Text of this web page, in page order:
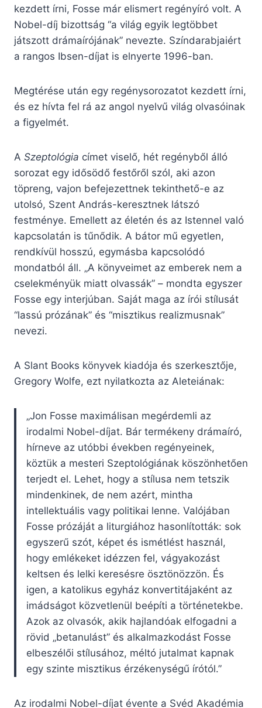
kezdett írni, Fosse már elismert regényíró volt. A
Nobel-díj bizottság “a világ egyik legtöbbet
játszott drámaírójának” nevezte. Színdarabjaiért
a rangos Ibsen-díjat is elnyerte 1996-ban.
Megtérése után egy regénysorozatot kezdett írni,
és ez hívta fel rá az angol nyelvű világ olvasóinak
a figyelmét.
A Szeptológia címet viselő, hét regényből álló
sorozat egy idősödő festőről szól, aki azon
töpreng, vajon befejezettnek tekinthető-e az
utolsó, Szent András-keresztnek látszó
festménye. Emellett az életén és az Istennel való
kapcsolatán is tűnődik. A bátor mű egyetlen,
rendkívül hosszú, egymásba kapcsolódó
mondatból áll. „A könyveimet az emberek nem a
cselekményük miatt olvassák” – mondta egyszer
Fosse egy interjúban. Saját maga az írói stílusát
“lassú prózának” és “misztikus realizmusnak”
nevezi.
A Slant Books könyvek kiadója és szerkesztője,
Gregory Wolfe, ezt nyilatkozta az Aleteiának:
„Jon Fosse maximálisan megérdemli az
irodalmi Nobel-díjat. Bár termékeny drámaíró,
hírneve az utóbbi években regényeinek,
köztük a mesteri Szeptológiának köszönhetően
terjedt el. Lehet, hogy a stílusa nem tetszik
mindenkinek, de nem azért, mintha
intellektuális vagy politikai lenne. Valójában
Fosse prózáját a liturgiához hasonlították: sok
egyszerű szót, képet és ismétlést használ,
hogy emlékeket idézzen fel, vágyakozást
keltsen és lelki keresésre ösztönözzön. És
igen, a katolikus egyház konvertitájaként az
imádságot közvetlenül beépíti a történetekbe.
Azok az olvasók, akik hajlandóak elfogadni a
rövid „betanulást” és alkalmazkodást Fosse
elbeszélői stílusához, méltó jutalmat kapnak
egy szinte misztikus érzékenységű írótól.”
Az irodalmi Nobel-díjat évente a Svéd Akadémia